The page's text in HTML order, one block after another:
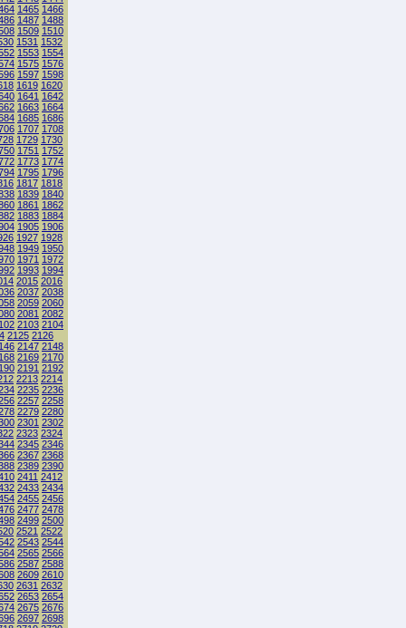
1465 1466
1487 1488
1509 1510
1531 1532
1553 1554
1575 1576
1597 1598
1619 1620
1641 1642
1663 1664
1685 1686
1707 1708
1729 1730
1751 1752
1773 1774
1795 1796
1817 1818
1839 1840
1861 1862
1883 1884
1905 1906
1927 1928
1949 1950
1971 1972
1993 1994
2015 2016
2037 2038
2059 2060
2081 2082
2103 2104
2125 2126
2147 2148
2169 2170
2191 2192
2213 2214
2235 2236
2257 2258
2279 2280
2301 2302
2323 2324
2345 2346
2367 2368
2389 2390
2411 2412
2433 2434
2455 2456
2477 2478
2499 2500
2521 2522
2543 2544
2565 2566
2587 2588
2609 2610
2631 2632
2653 2654
2675 2676
2697 2698